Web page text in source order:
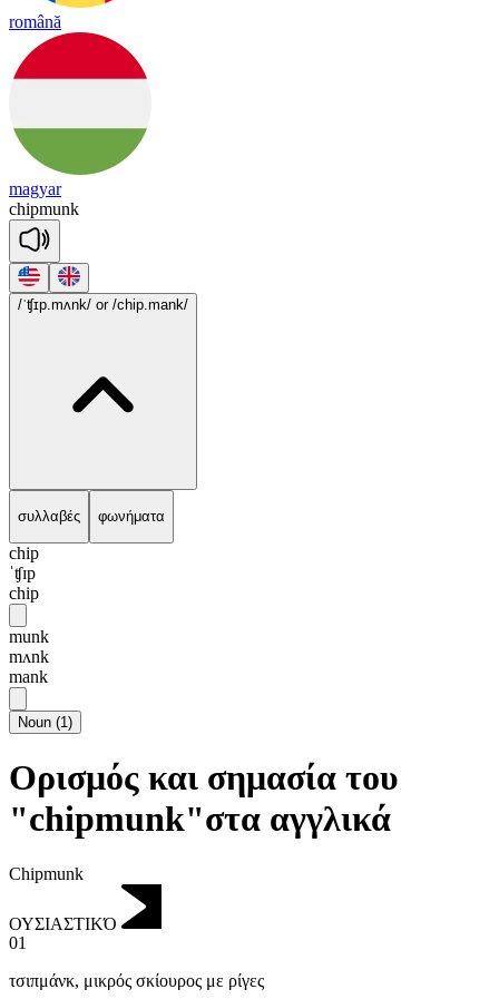
română
magyar
chipmunk
/ˈʧɪp.mʌnk/ or /chip.mank/
συλλαβές φωνήματα
chip
ˈʧɪp
chip
munk
mʌnk
mank
Noun (1)
Ορισμός και σημασία του
"chipmunk"στα αγγλικά
Chipmunk
ΟΥΣΙΑΣΤΙΚΌ
01
τσιπμάνκ, μικρός σκίουρος με ρίγες